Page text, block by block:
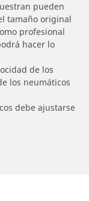
pueden
tamaño original
profesional
hacer lo
de los
los neumáticos
debe ajustarse